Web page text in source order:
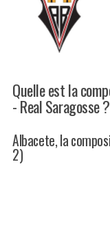
Quelle est la
- Real Saragosse ?
Albacete, la
2)